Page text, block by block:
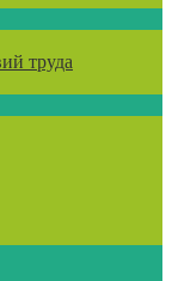
труда